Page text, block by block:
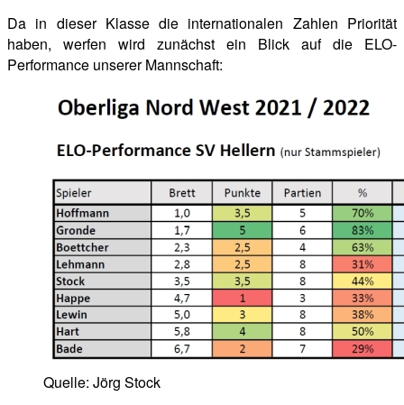
Da in dieser Klasse die internationalen Zahlen Priorität
haben, werfen wird zunächst ein Blick auf die ELO-
Performance unserer Mannschaft:
Quelle: Jörg Stock